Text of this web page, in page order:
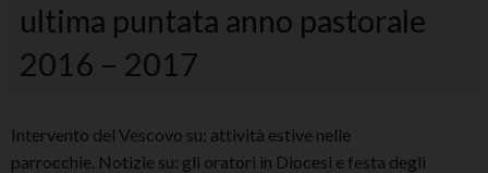
Pastorale
2017/2018
ultima puntata anno pastorale
2016 – 2017
Intervento del Vescovo su: attività estive nelle
parrocchie. Notizie su: gli oratori in Diocesi e festa degli